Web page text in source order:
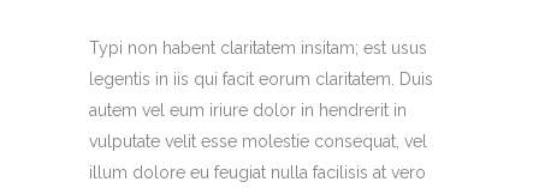
Typi non habent claritatem insitam; est usus
legentis in iis qui facit eorum claritatem. Duis
autem vel eum iriure dolor in hendrerit in
vulputate velit esse molestie consequat, vel
illum dolore eu feugiat nulla facilisis at vero